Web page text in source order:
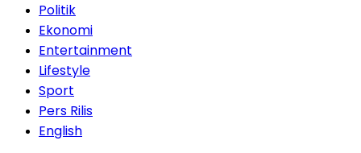
Politik
Ekonomi
Entertainment
Lifestyle
Sport
Pers Rilis
English